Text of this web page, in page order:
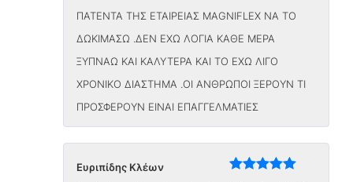
ΠΑΤΕΝΤΑ ΤΗΣ ΕΤΑΙΡΕΙΑΣ MAGNIFLEX ΝΑ ΤΟ
ΔΩΚΙΜΑΣΩ .ΔΕΝ ΕΧΩ ΛΟΓΙΑ ΚΑΘΕ ΜΕΡΑ
ΞΥΠΝΑΩ ΚΑΙ ΚΑΛΥΤΕΡΑ ΚΑΙ ΤΟ ΕΧΩ ΛΙΓΟ
ΧΡΟΝΙΚΟ ΔΙΑΣΤΗΜΑ .ΟΙ ΑΝΘΡΩΠΟΙ ΞΕΡΟΥΝ ΤΙ
ΠΡΟΣΦΕΡΟΥΝ ΕΙΝΑΙ ΕΠΑΓΓΕΛΜΑΤΙΕΣ
Ευριπίδης Κλέων